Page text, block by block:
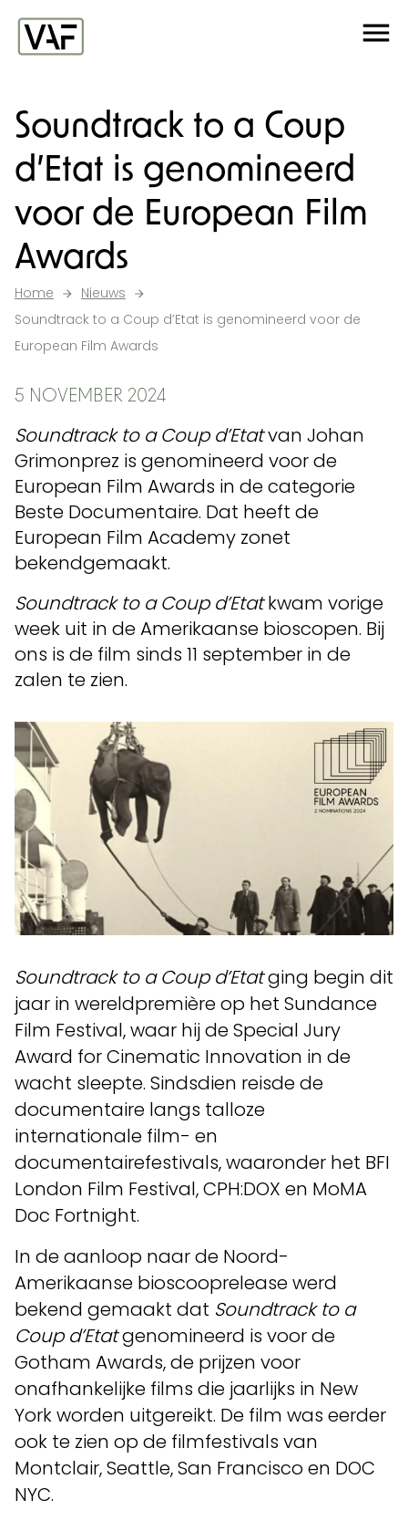
Ga verder naar de inhoud
Soundtrack to a Coup
d’Etat is genomineerd
voor de European Film
Awards
Home
Nieuws
Soundtrack to a Coup d’Etat is genomineerd voor de
European Film Awards
5 NOVEMBER 2024
Soundtrack to a Coup d’Etatvan Johan
Grimonprez is genomineerd voor de
European Film Awards in de categorie
Beste Documentaire. Dat heeft de
European Film Academy zonet
bekendgemaakt.
Soundtrack to a Coup d’Etatkwam vorige
week uit in de Amerikaanse bioscopen. Bij
ons is de film sinds 11 september in de
zalen te zien.
Soundtrack to a Coup d’Etatging begin dit
jaar in wereldpremière op het Sundance
Film Festival, waar hij de Special Jury
Award for Cinematic Innovation in de
wacht sleepte. Sindsdien reisde de
documentaire langs talloze
internationale film- en
documentairefestivals, waaronder het BFI
London Film Festival, CPH:DOX en MoMA
Doc Fortnight.
In de aanloop naar de Noord-
Amerikaanse bioscooprelease werd
bekend gemaakt dat Soundtrack to a
Coup d’Etatgenomineerd is voor de
Gotham Awards, de prijzen voor
onafhankelijke films die jaarlijks in New
York worden uitgereikt. De film was eerder
ook te zien op de filmfestivals van
Montclair, Seattle, San Francisco en DOC
NYC.